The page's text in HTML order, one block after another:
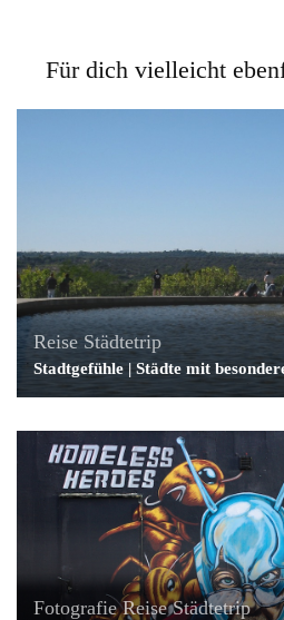
Für dich vielleicht
Reise Städtetrip
Stadtgefühle | Städte mit
Fotografie Reise Städtetrip